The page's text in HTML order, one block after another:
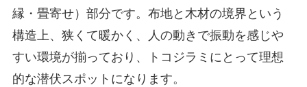
縁・畳寄せ）部分です。布地と木材の境界という
構造上、狭くて暖かく、人の動きで振動を感じや
すい環境が揃っており、トコジラミにとって理想
的な潜伏スポットになります。